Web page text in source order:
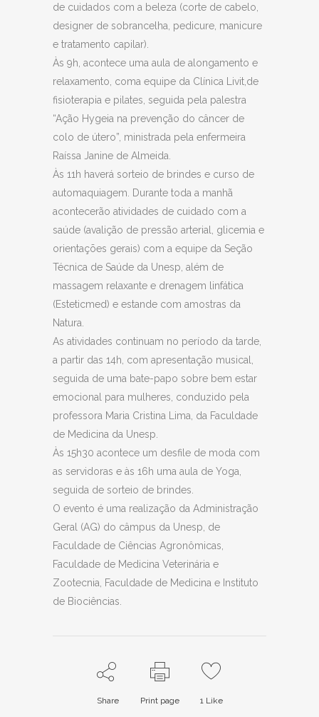
de cuidados com a beleza (corte de cabelo,
designer de sobrancelha, pedicure, manicure
e tratamento capilar).
Às 9h, acontece uma aula de alongamento e
relaxamento, coma equipe da Clínica Livit,de
fisioterapia e pilates, seguida pela palestra
“Ação Hygeia na prevenção do câncer de
colo de útero”, ministrada pela enfermeira
Raíssa Janine de Almeida.
Às 11h haverá sorteio de brindes e curso de
automaquiagem. Durante toda a manhã
acontecerão atividades de cuidado com a
saúde (avalição de pressão arterial, glicemia e
orientações gerais) com a equipe da Seção
Técnica de Saúde da Unesp, além de
massagem relaxante e drenagem linfática
(Esteticmed) e estande com amostras da
Natura.
As atividades continuam no período da tarde,
a partir das 14h, com apresentação musical,
seguida de uma bate-papo sobre bem estar
emocional para mulheres, conduzido pela
professora Maria Cristina Lima, da Faculdade
de Medicina da Unesp.
Às 15h30 acontece um desfile de moda com
as servidoras e às 16h uma aula de Yoga,
seguida de sorteio de brindes.
O evento é uma realização da Administração
Geral (AG) do câmpus da Unesp, de
Faculdade de Ciências Agronômicas,
Faculdade de Medicina Veterinária e
Zootecnia, Faculdade de Medicina e Instituto
de Biociências.
Share Print page 1 Like